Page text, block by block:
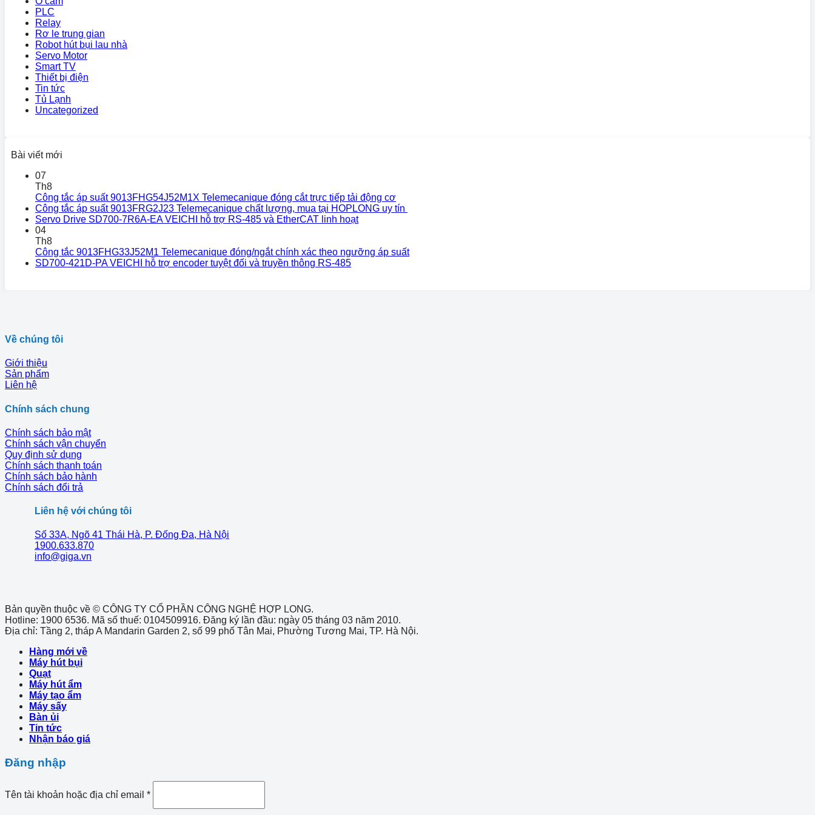
PLC
Relay
Rơ le trung gian
Robot hút bụi lau nhà
Servo Motor
Smart TV
Thiết bị điện
Tin tức
Tủ Lạnh
Uncategorized
Bài viết mới
07
Th8
Công tắc áp suất 9013FHG54J52M1X Telemecanique đóng cắt trực tiếp tải động cơ
Công tắc áp suất 9013FRG2J23 Telemecanique chất lượng, mua tại HOPLONG uy tín
Servo Drive SD700-7R6A-EA VEICHI hỗ trợ RS-485 và EtherCAT linh hoạt
04
Th8
Công tắc 9013FHG33J52M1 Telemecanique đóng/ngắt chính xác theo ngưỡng áp suất
SD700-421D-PA VEICHI hỗ trợ encoder tuyệt đối và truyền thông RS-485
Về chúng tôi
Giới thiệu
Sản phẩm
Liên hệ
Chính sách chung
Chính sách bảo mật
Chính sách vận chuyển
Quy định sử dụng
Chính sách thanh toán
Chính sách bảo hành
Chính sách đổi trả
Liên hệ với chúng tôi
Số 33A, Ngõ 41 Thái Hà, P. Đống Đa, Hà Nội
1900.633.870
info@giga.vn
Bản quyền thuộc về © CÔNG TY CỔ PHẦN CÔNG NGHỆ HỢP LONG.
Hotline: 1900 6536. Mã số thuế: 0104509916. Đăng ký lần đầu: ngày 05 tháng 03 năm 2010.
Địa chỉ: Tầng 2, tháp A Mandarin Garden 2, số 99 phố Tân Mai, Phường Tương Mai, TP. Hà Nội.
Hàng mới về
Máy hút bụi
Quạt
Máy hút ẩm
Máy tạo ẩm
Máy sấy
Bàn ủi
Tin tức
Nhận báo giá
Đăng nhập
Tên tài khoản hoặc địa chỉ email *